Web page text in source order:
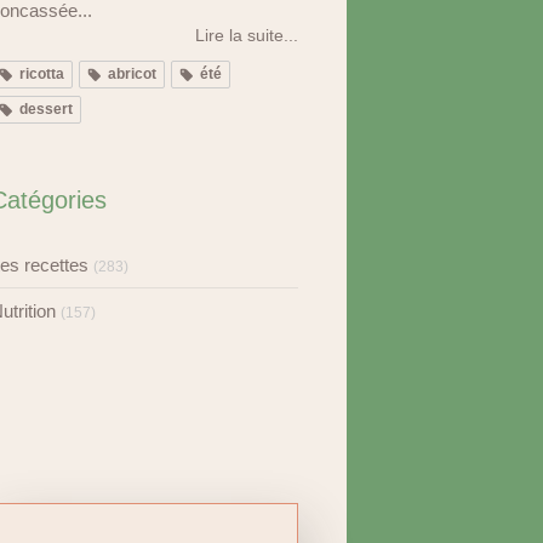
Lire la suite...
ricotta abricot été
dessert
recettes (283)
(157)